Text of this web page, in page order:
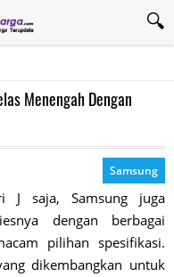
Menengah Dengan
Samsung
J saja, Samsung juga
dengan berbagai
pilihan spesifikasi.
dikembangkan untuk